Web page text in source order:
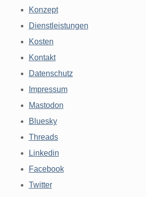
Konzept
Dienstleistungen
Kosten
Kontakt
Datenschutz
Impressum
Mastodon
Bluesky
Threads
Linkedin
Facebook
Twitter